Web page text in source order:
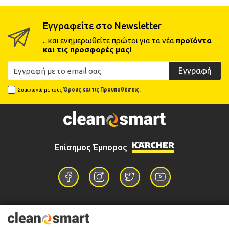
Εγγραφείτε στο Newsletter
...και ενημερωθείτε πρώτοι για τα νέα προϊόντα
και τις προσφορές μας!
Εγγραφή
Συμφωνώ με τουςΌρους και τις Προϋποθέσεις.
Επίσημος Έμπορος
Επικοινωνία